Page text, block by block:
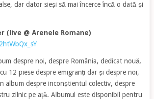
dar dator sieși să mai încerce încă o dată și
(live @ Arenele Romane)
despre noi, despre România, dedicat nouă.
12 piese despre emigranți dar și despre noi,
album despre inconștientul colectiv, despre
zilnic pe ață. Albumul este disponibil pentru